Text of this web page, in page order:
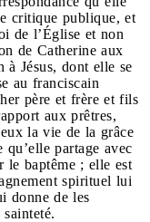
critique publique, et
de l’Église et non
de Catherine aux
à Jésus, dont elle se
au franciscain
père et frère et fils
aux prêtres,
la vie de la grâce
partage avec
le baptême ; elle est
spirituel lui
donne de les